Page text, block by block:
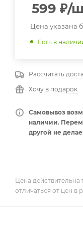
599 ₽/
Цена указана
Есть в
Рассчитать
Хочу в подарок
Самовывоз
наличии.
другой не
Цена действительна
отличаться от цен в